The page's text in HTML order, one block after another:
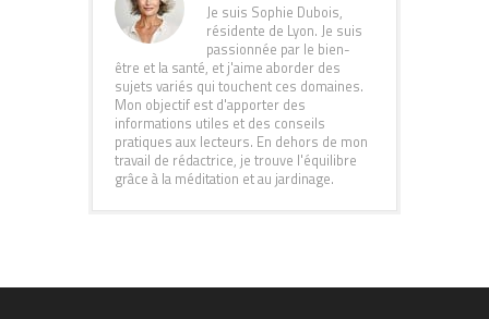
Je suis Sophie Dubois,
résidente de Lyon. Je suis
passionnée par le bien-
être et la santé, et j'aime aborder des
sujets variés qui touchent ces domaines.
Mon objectif est d'apporter des
informations utiles et des conseils
pratiques aux lecteurs. En dehors de mon
travail de rédactrice, je trouve l'équilibre
grâce à la méditation et au jardinage.